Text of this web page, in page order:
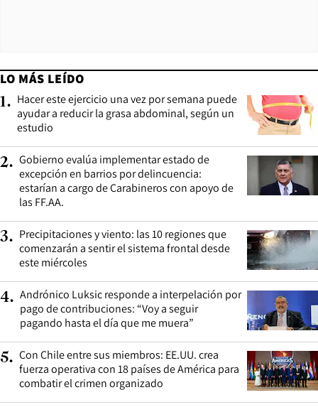
LO MÁS LEÍDO
1. Hacer este ejercicio una vez por semana puede
ayudar a reducir la grasa abdominal, según un
estudio
2. Gobierno evalúa implementar estado de
excepción en barrios por delincuencia:
estarían a cargo de Carabineros con apoyo de
las FF.AA.
3. Precipitaciones y viento: las 10 regiones que
comenzarán a sentir el sistema frontal desde
este miércoles
4. Andrónico Luksic responde a interpelación por
pago de contribuciones: “Voy a seguir
pagando hasta el día que me muera”
5. Con Chile entre sus miembros: EE.UU. crea
fuerza operativa con 18 países de América para
combatir el crimen organizado